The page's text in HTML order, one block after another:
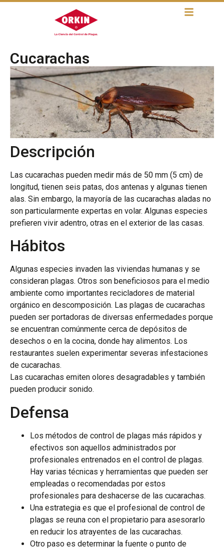
Cucarachas
Descripción
Las cucarachas pueden medir más de 50 mm (5 cm) de
longitud, tienen seis patas, dos antenas y algunas tienen
alas. Sin embargo, la mayoría de las cucarachas aladas no
son particularmente expertas en volar. Algunas especies
prefieren vivir adentro, otras en el exterior de las casas.
Hábitos
Algunas especies invaden las viviendas humanas y se
consideran plagas. Otros son beneficiosos para el medio
ambiente como importantes recicladores de material
orgánico en descomposición. Las plagas de cucarachas
pueden ser portadoras de diversas enfermedades porque
se encuentran comúnmente cerca de depósitos de
desechos o en la cocina, donde hay alimentos. Los
restaurantes suelen experimentar severas infestaciones
de cucarachas.
Las cucarachas emiten olores desagradables y también
pueden producir sonido.
Defensa
Los métodos de control de plagas más rápidos y
efectivos son aquellos administrados por
profesionales entrenados en el control de plagas.
Hay varias técnicas y herramientas que pueden ser
empleadas o recomendadas por estos
profesionales para deshacerse de las cucarachas.
Una estrategia es que el profesional de control de
plagas se reuna con el propietario para asesorarlo
en reducir los atrayentes de las cucarachas.
Otro paso es determinar la fuente o punto de